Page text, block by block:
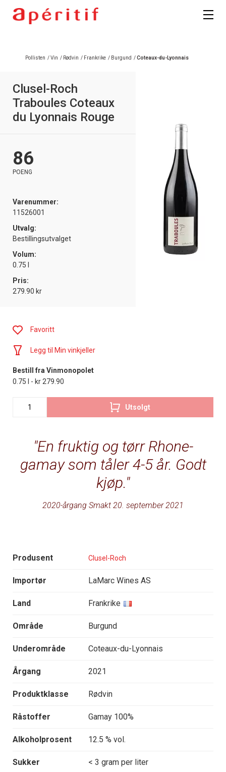
Pollisten /Vin / Rødvin / Frankrike / Burgund /Coteaux-du-Lyonnais
Clusel-Roch
Traboules Coteaux
du Lyonnais Rouge
86
POENG
Varenummer:
11526001
Utvalg:
Bestillingsutvalget
Volum:
0.75 l
Pris:
279.90 kr
En fruktig og tørr Rhone-
gamay som tåler 4-5 år. Godt
kjøp.
2020-årgang Smakt 20. september 2021
Produsent Clusel-Roch
Importør LaMarc Wines AS
Land Frankrike
Område Burgund
Underområde Coteaux-du-Lyonnais
Årgang 2021
Produktklasse Rødvin
Råstoffer Gamay 100%
Alkoholprosent 12.5 % vol.
Sukker < 3 gram per liter
Favoritt
Legg til Min vinkjeller
Bestill fra Vinmonopolet
0.75 l - kr 279.90
Utsolgt